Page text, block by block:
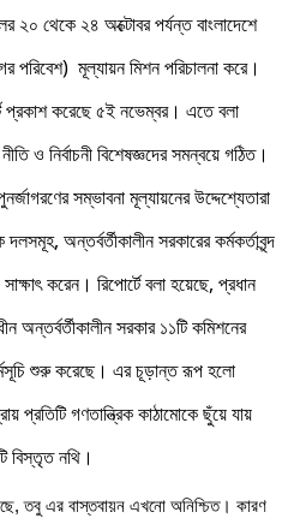
থেকে ২৪ অক্টোবর পর্যন্ত বাংলাদেশে
পরিবেশ) মূল্যায়ন মিশন পরিচালনা করে।
প্রকাশ করেছে ৫ই নভেম্বর। এতে বলা
ও নির্বাচনী বিশেষজ্ঞদের সমন্বয়ে গঠিত।
সম্ভাবনা মূল্যায়নের উদ্দেশ্যেতারা
অন্তর্বর্তীকালীন সরকারের কর্মকর্তাবৃন্দ
করেন। রিপোর্টে বলা হয়েছে, প্রধান
অন্তর্বর্তীকালীন সরকার ১১টি কমিশনের
শুরু করেছে। এর চূড়ান্ত রূপ হলো
প্রতিটি গণতান্ত্রিক কাঠামোকে ছুঁয়ে যায়
বিস্তৃত নথি।
তবু এর বাস্তবায়ন এখনো অনিশ্চিত। কারণ